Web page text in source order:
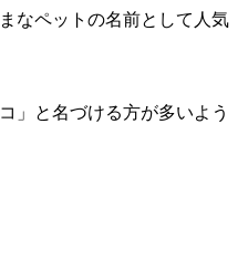
なペットの名前として人気
」と名づける方が多いよう